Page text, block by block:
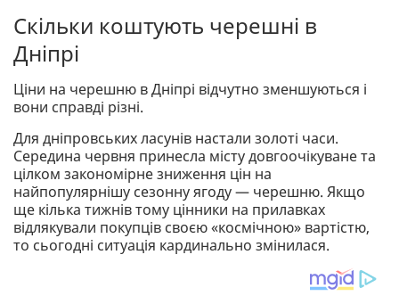
Скільки коштують черешні в
Дніпрі
Ціни на черешню в Дніпрі відчутно зменшуються і
вони справді різні.
Для дніпровських ласунів настали золоті часи.
Середина червня принесла місту довгоочікуване та
цілком закономірне зниження цін на
найпопулярнішу сезонну ягоду — черешню. Якщо
ще кілька тижнів тому цінники на прилавках
відлякували покупців своєю «космічною» вартістю,
то сьогодні ситуація кардинально змінилася.